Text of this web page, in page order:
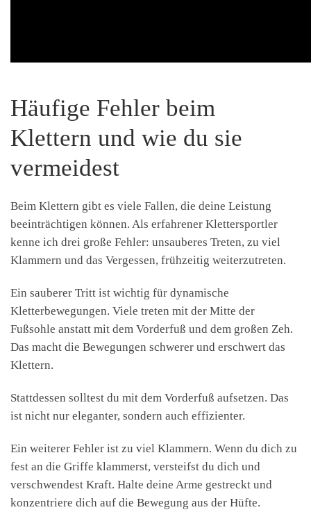
Häufige Fehler beim
Klettern und wie du sie
vermeidest
Beim Klettern gibt es viele Fallen, die deine Leistung
beeinträchtigen können. Als erfahrener Klettersportler
kenne ich drei große Fehler: unsauberes Treten, zu viel
Klammern und das Vergessen, frühzeitig weiterzutreten.
Ein sauberer Tritt ist wichtig für dynamische
Kletterbewegungen. Viele treten mit der Mitte der
Fußsohle anstatt mit dem Vorderfuß und dem großen Zeh.
Das macht die Bewegungen schwerer und erschwert das
Klettern.
Stattdessen solltest du mit dem Vorderfuß aufsetzen. Das
ist nicht nur eleganter, sondern auch effizienter.
Ein weiterer Fehler ist zu viel Klammern. Wenn du dich zu
fest an die Griffe klammerst, versteifst du dich und
verschwendest Kraft. Halte deine Arme gestreckt und
konzentriere dich auf die Bewegung aus der Hüfte.